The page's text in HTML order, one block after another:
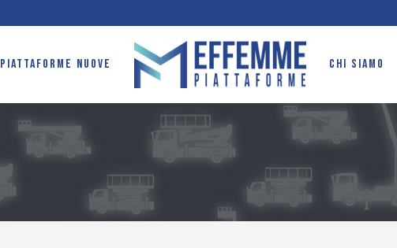
PIATTAFORME NUOVE CHI SIAMO